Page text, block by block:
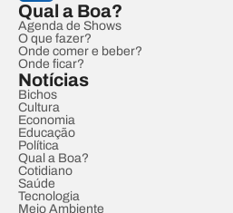
Qual a Boa?
Agenda de Shows
O que fazer?
Onde comer e beber?
Onde ficar?
Notícias
Bichos
Cultura
Economia
Educação
Política
Qual a Boa?
Cotidiano
Saúde
Tecnologia
Meio Ambiente